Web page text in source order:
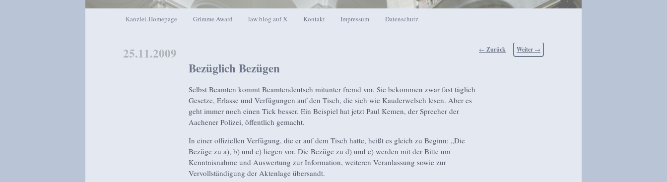
Zum Inhalt wechseln
Zum sekundären Inhalt wechseln
Kanzlei-Homepage Grimme Award law blog auf X Kontakt Impressum Datenschutz
Beitragsnavigation
← Zurück Weiter →
Bezüglich Bezügen
25.11.2009
Selbst Beamten kommt Beamtendeutsch mitunter fremd vor. Sie bekommen zwar fast täglich
Gesetze, Erlasse und Verfügungen auf den Tisch, die sich wie Kauderwelsch lesen. Aber es
geht immer noch einen Tick besser. Ein Beispiel hat jetzt Paul Kemen, der Sprecher der
Aachener Polizei, öffentlich gemacht.
In einer offiziellen Verfügung, die er auf dem Tisch hatte, heißt es gleich zu Beginn: „Die
Bezüge zu a), b) und c) liegen vor. Die Bezüge zu d) und e) werden mit der Bitte um
Kenntnisnahme und Auswertung zur Information, weiteren Veranlassung sowie zur
Vervollständigung der Aktenlage übersandt.